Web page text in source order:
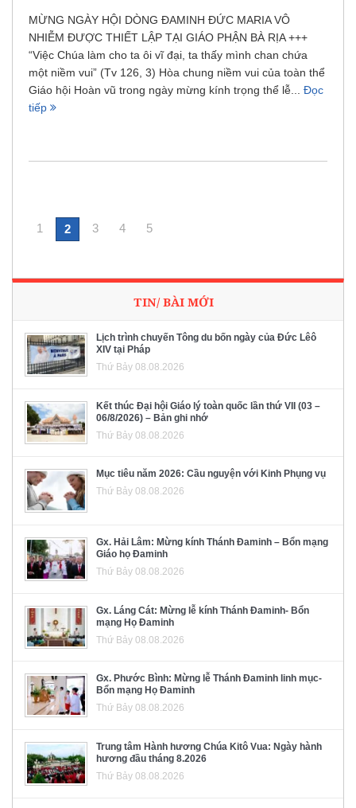
MỪNG NGÀY HỘI DÒNG ĐAMINH ĐỨC MARIA VÔ
NHIỄM ĐƯỢC THIẾT LẬP TẠI GIÁO PHẬN BÀ RỊA +++
“Việc Chúa làm cho ta ôi vĩ đại, ta thấy mình chan chứa
một niềm vui” (Tv 126, 3) Hòa chung niềm vui của toàn thể
Giáo hội Hoàn vũ trong ngày mừng kính trọng thể lễ... Đọc
tiếp
1 2 3 4 5
TIN/ BÀI MỚI
Lịch trình chuyến Tông du bốn ngày của Đức Lêô
XIV tại Pháp
Thứ Bảy 08.08.2026
Kết thúc Đại hội Giáo lý toàn quốc lần thứ VII (03 –
06/8/2026) – Bản ghi nhớ
Thứ Bảy 08.08.2026
Mục tiêu năm 2026: Cầu nguyện với Kinh Phụng vụ
Thứ Bảy 08.08.2026
Gx. Hải Lâm: Mừng kính Thánh Đaminh – Bổn mạng
Giáo họ Đaminh
Thứ Bảy 08.08.2026
Gx. Láng Cát: Mừng lễ kính Thánh Đaminh- Bổn
mạng Họ Đaminh
Thứ Bảy 08.08.2026
Gx. Phước Bình: Mừng lễ Thánh Đaminh linh mục-
Bổn mạng Họ Đaminh
Thứ Bảy 08.08.2026
Trung tâm Hành hương Chúa Kitô Vua: Ngày hành
hương đầu tháng 8.2026
Thứ Bảy 08.08.2026